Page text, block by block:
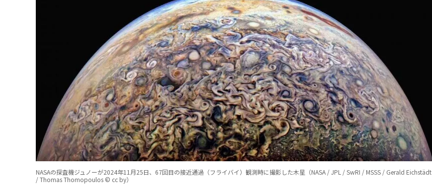
NASAの探査機ジュノーが2024年11月25日、67回目の接近通過（フライバイ）観測時に撮影した木星（NASA / JPL / SwRI / MSSS / Gerald Eichstädt
/ Thomas Thomopoulos © cc by）